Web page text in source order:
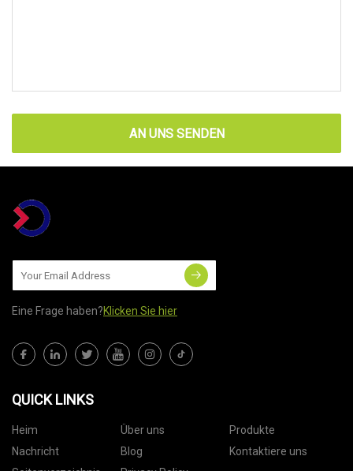
AN UNS SENDEN
Eine Frage haben?Klicken Sie hier
QUICK LINKS
Heim Über uns
Produkte
Nachricht
Blog
Kontaktiere uns